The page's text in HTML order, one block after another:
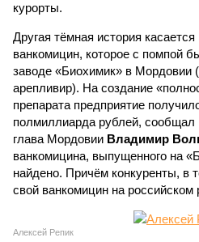
курорты.
Другая тёмная история
ванкомицин, которое с помпой
заводе «Биохимик» в Мордовии
арепливир). На создание
препарата предприятие
полмиллиарда рублей, сообщал
глава Мордовии Владимир
ванкомицина, выпущенного на
найдено. Причём конкуренты, в
свой ванкомицин на российском
Алексей Репик